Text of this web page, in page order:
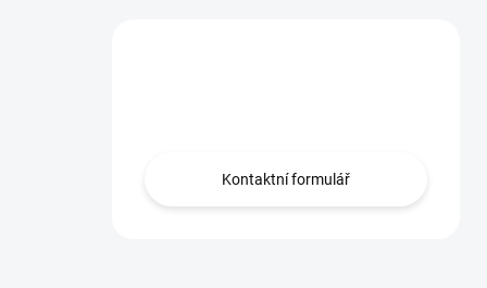
Kontaktní formulář